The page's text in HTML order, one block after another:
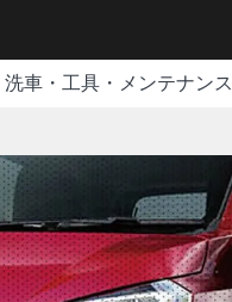
洗車・工具・メンテナンス